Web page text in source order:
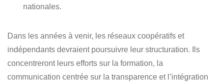
nationales.
Dans les années à venir, les réseaux coopératifs et
indépendants devraient poursuivre leur structuration. Ils
concentreront leurs efforts sur la formation, la
communication centrée sur la transparence et l’intégration